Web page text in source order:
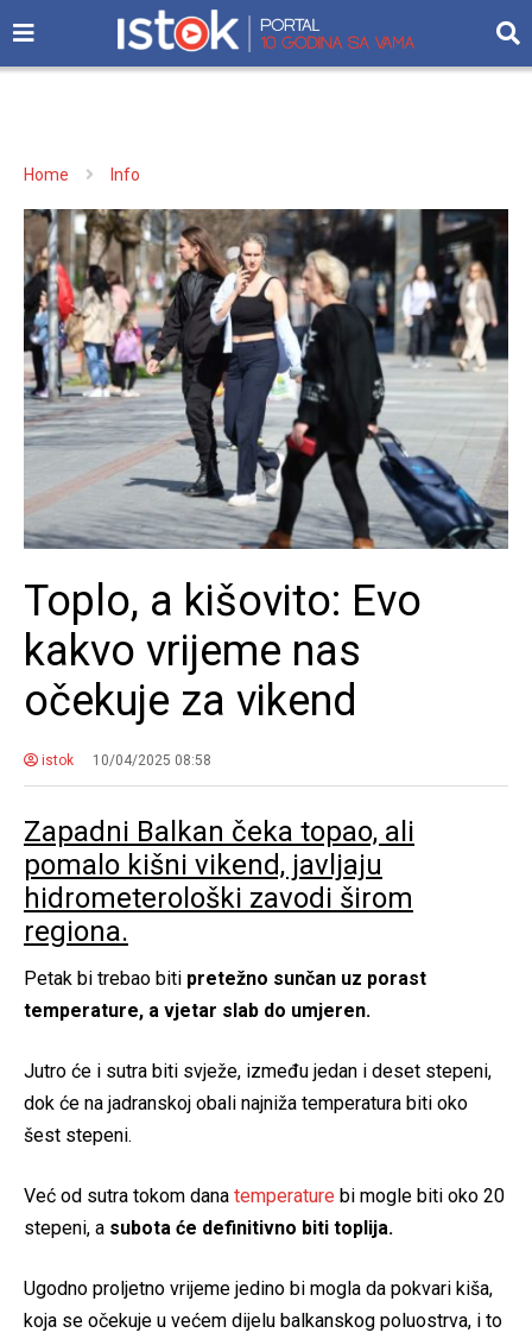
Home Info
Toplo, a kišovito: Evo
kakvo vrijeme nas
očekuje za vikend
istok 10/04/2025 08:58
Zapadni Balkan čeka topao, ali
pomalo kišni vikend, javljaju
hidrometerološki zavodi širom
regiona.
Petak bi trebao biti pretežno sunčan uz porast
temperature, a vjetar slab do umjeren.
Jutro će i sutra biti svježe, između jedan i deset stepeni,
dok će na jadranskoj obali najniža temperatura biti oko
šest stepeni.
Već od sutra tokom dana temperature bi mogle biti oko 20
stepeni, a subota će definitivno biti toplija.
Ugodno proljetno vrijeme jedino bi mogla da pokvari kiša,
koja se očekuje u većem dijelu balkanskog poluostrva, i to